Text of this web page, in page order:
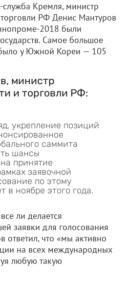
служба Кремля, министр
РФ Денис Мантуров
2018 были
Самое большое
было у Южной Кореи — 105
министр
и торговли РФ:
укрепление позиций
саммита
шансы
принятие
заявочной
по этому
в ноябре этого года.
ли делается
заявки для голосования
ответил, что «мы активно
на всех международных
любую такую